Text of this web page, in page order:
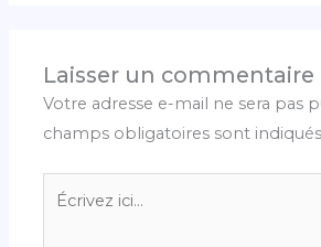
Laisser un commentaire
Votre adresse e-mail ne sera pas
champs obligatoires sont
Écrivez